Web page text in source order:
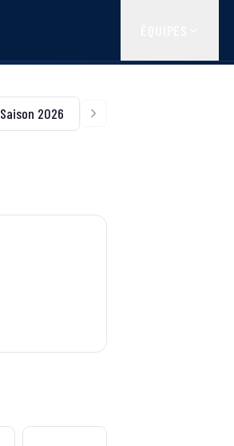
Saison 2026